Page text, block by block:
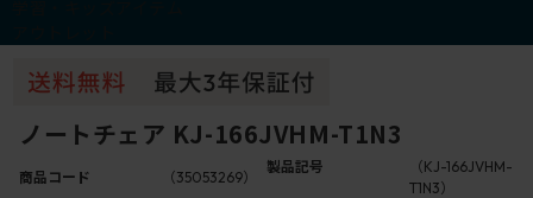
ノートチェア KJ-166JVHM-T1N3
商品コード （35053269）
製品記号
（KJ-166JVHM-
T1N3）